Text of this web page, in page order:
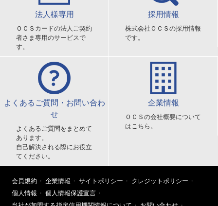
法人様専用
ＯＣＳカードの法人ご契約
者さま専用のサービスで
す。
採用情報
株式会社ＯＣＳの採用情報
です。
よくあるご質問・お問い合わ
せ
よくあるご質問をまとめて
あります。
自己解決される際にお役立
てください。
企業情報
ＯＣＳの会社概要について
はこちら。
会員規約 企業情報 サイトポリシー
クレジットポリシー
個人情報
個人情報保護宣言